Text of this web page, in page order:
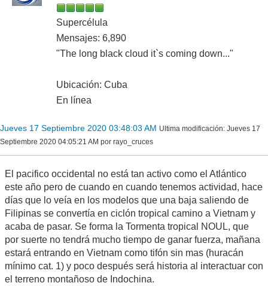
Supercélula
Mensajes: 6,890
"The long black cloud it`s coming down..."
Ubicación: Cuba
En línea
Jueves 17 Septiembre 2020 03:48:03 AM Ultima modificación: Jueves 17
Septiembre 2020 04:05:21 AM por rayo_cruces
El pacifico occidental no está tan activo como el Atlántico
este año pero de cuando en cuando tenemos actividad, hace
días que lo veía en los modelos que una baja saliendo de
Filipinas se convertía en ciclón tropical camino a Vietnam y
acaba de pasar. Se forma la Tormenta tropical NOUL, que
por suerte no tendrá mucho tiempo de ganar fuerza, mañana
estará entrando en Vietnam como tifón sin mas (huracán
mínimo cat. 1) y poco después será historia al interactuar con
el terreno montañoso de Indochina.